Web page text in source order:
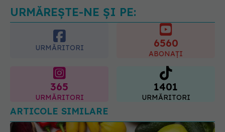
URMĂREȘTE-NE ȘI PE:
URMĂRITORI 6560
ABONAȚI
365
URMĂRITORI
1401
URMĂRITORI
ARTICOLE SIMILARE